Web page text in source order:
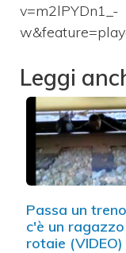
v=m2lPYDn1_-
Leggi
Passa un
c'è un
rotaie (VIDEO)